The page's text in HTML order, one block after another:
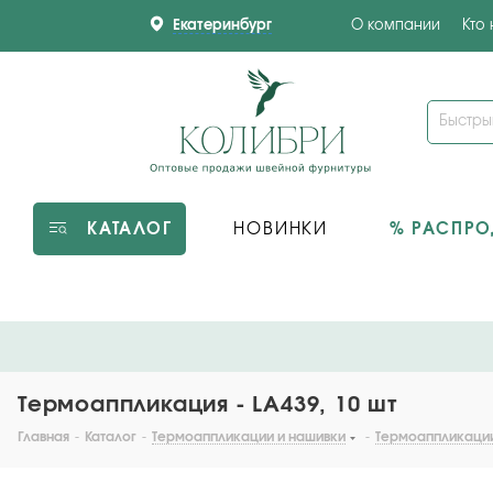
Екатеринбург О компании Кто
КАТАЛОГ НОВИНКИ %
Термоаппликация - LA439, 10 шт
Главная - Каталог - Термоаппликации и нашивки -